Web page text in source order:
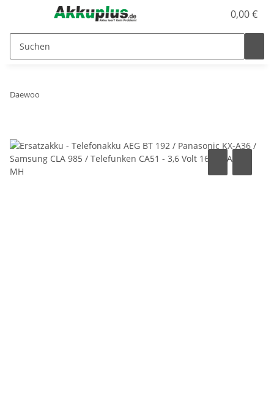
0,00 €
Daewoo